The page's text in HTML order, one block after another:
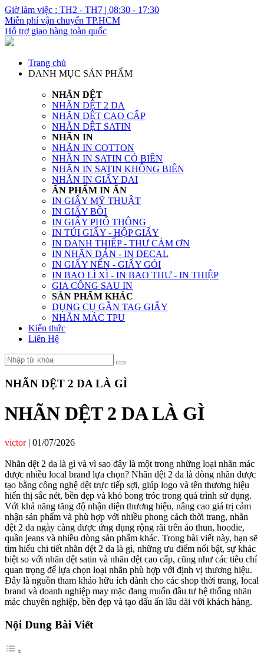
Giờ làm việc : TH2 - TH7 | 08:30 - 17:30
Miễn phí vận chuyển TP.HCM
Hỗ trợ giao hàng toàn quốc
Trang chủ
DANH MỤC SẢN PHẨM
NHÃN DỆT
NHÃN DỆT 2 DA
NHÃN DỆT CAO CẤP
NHÃN DỆT SATIN
NHÃN IN
NHÃN IN COTTON
NHÃN IN SATIN CÓ BIÊN
NHÃN IN SATIN KHÔNG BIÊN
NHÃN IN GIẤY DAI
ẤN PHẨM IN ẤN
IN GIẤY MỸ THUẬT
IN GIẤY BỒI
IN GIẤY PHỔ THÔNG
IN TÚI GIẤY - HỘP GIẤY
IN DANH THIẾP - THƯ CẢM ƠN
IN NHÃN DÁN - IN DECAL
IN GIẤY NẾN - GIẤY GÓI
IN BAO LÌ XÌ - IN BAO THƯ - IN THIỆP
GIA CÔNG SAU IN
SẢN PHẨM KHÁC
DỤNG CỤ GẮN TAG GIẤY
NHÃN MÁC TPU
Kiến thức
Liên Hệ
NHÃN DỆT 2 DA LÀ GÌ
NHÃN DỆT 2 DA LÀ GÌ
victor | 01/07/2026
Nhãn dệt 2 da là gì và vì sao đây là một trong những loại nhãn mác
được nhiều local brand lựa chọn? Nhãn dệt 2 da là dòng nhãn được
tạo bằng công nghệ dệt trực tiếp sợi, giúp logo và tên thương hiệu
hiển thị sắc nét, bền đẹp và khó bong tróc trong quá trình sử dụng.
Với khả năng tăng độ nhận diện thương hiệu, nâng cao giá trị cảm
nhận sản phẩm và phù hợp với nhiều phong cách thời trang, nhãn
dệt 2 da ngày càng được ứng dụng rộng rãi trên áo thun, hoodie,
quần jeans và nhiều dòng sản phẩm khác. Trong bài viết này, bạn sẽ
tìm hiểu chi tiết nhãn dệt 2 da là gì, những ưu điểm nổi bật, sự khác
biệt so với nhãn dệt satin và nhãn dệt cao cấp, cũng như các tiêu chí
quan trọng để lựa chọn loại nhãn phù hợp với định vị thương hiệu.
Đây là nguồn tham khảo hữu ích dành cho các shop thời trang, local
brand và doanh nghiệp may mặc đang muốn đầu tư hệ thống nhãn
mác chuyên nghiệp, bền đẹp và tạo dấu ấn lâu dài với khách hàng.
Nội Dung Bài Viết